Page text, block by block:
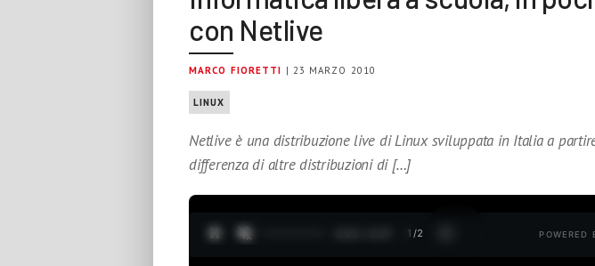
con Netlive
MARCO FIORETTI | 23 MARZO 2010
LINUX
Netlive è una distribuzione live di Linux sviluppata in Italia a
differenza di altre distribuzioni di […]
1 /2 POWERED